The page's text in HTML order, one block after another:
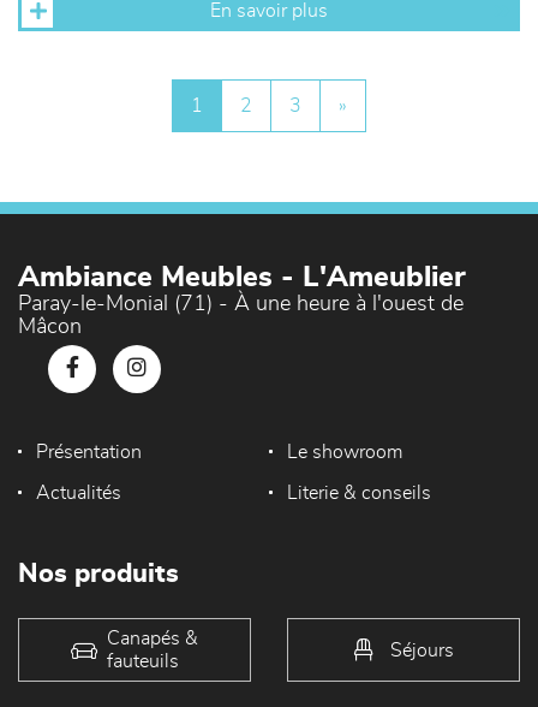
En savoir plus
1 2 3 »
Ambiance Meubles - L'Ameublier
Paray-le-Monial (71) - À une heure à l'ouest de
Mâcon
Présentation Le showroom
Actualités Literie & conseils
Nos produits
Canapés &
fauteuils
Séjours